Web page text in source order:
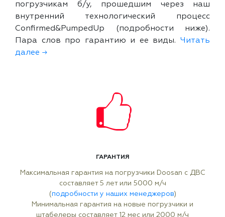
погрузчикам б/у, прошедшим через наш
внутренний технологический процесс
Confirmed&PumpedUp (подробности ниже).
Пара слов про гарантию и ее виды. Читать
далее →
ГАРАНТИЯ
Максимальная гарантия на погрузчики Doosan с ДВС
составляет 5 лет или 5000 м/ч
(подробности у наших менеджеров)
Минимальная гарантия на новые погрузчики и
штабелеры составляет 12 мес или 2000 м/ч